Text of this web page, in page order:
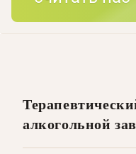
алкогольной